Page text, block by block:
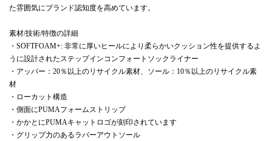
た雰囲気にブランド認知度を高めています。
素材/技術/特徴の詳細
・SOFTFOAM+: 非常に厚いヒールにより柔らかいクッション性を提供するよ
うに設計されたステップインコンフォートソックライナー
・アッパー：20％以上のリサイクル素材、ソール：10％以上のリサイクル素
材
・ローカット構造
・側面にPUMAフォームストリップ
・かかとにPUMAキャットロゴが刻印されています
・グリップ力のあるラバーアウトソール